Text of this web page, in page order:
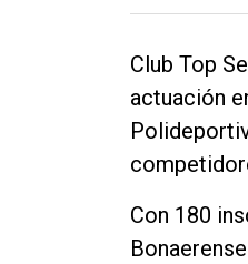
Deportes
Fúnebres
Nosotros
Club Top
actuación
Con 180